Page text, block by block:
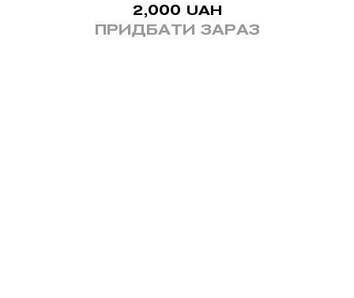
2,000 UAH
ПРИДБАТИ ЗАРАЗ